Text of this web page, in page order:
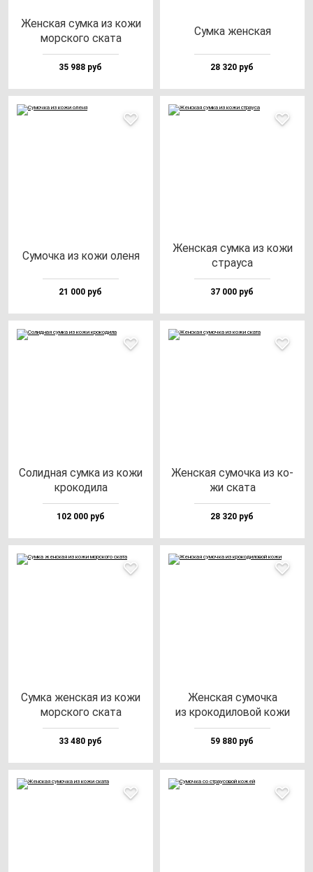
Жен­ская сум­ка из ко­жи
мор­ско­го ска­та
35 988 руб
Сум­ка жен­ская
28 320 руб
Сумоч­ка из ко­жи оле­ня
21 000 руб
Жен­ская сум­ка из ко­жи
стра­уса
37 000 руб
Солид­ная сум­ка из ко­жи
кро­ко­ди­ла
102 000 руб
Жен­ская су­моч­ка из ко­
жи ска­та
28 320 руб
Сум­ка жен­ская из ко­жи
мор­ско­го ска­та
33 480 руб
Жен­ская су­моч­ка
из кро­ко­ди­ло­вой ко­жи
59 880 руб